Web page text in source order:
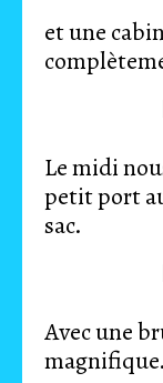
et une
Le midi
petit port
sac.
Avec une
magnifique.